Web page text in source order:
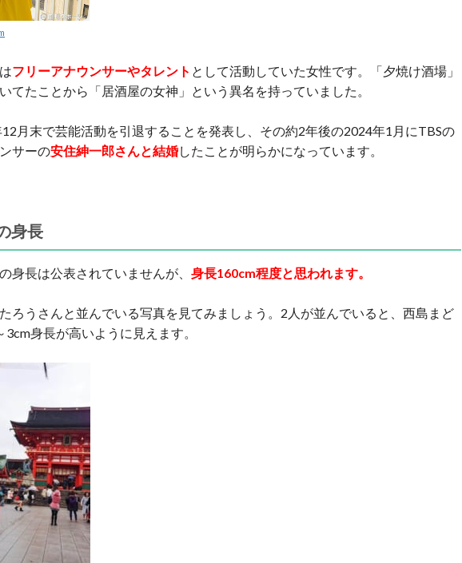
フリーアナウンサーやタレント として活動していた女性です。「夕焼け酒場」
てたことから「居酒屋の女神」という異名を持っていました。
月末で芸能活動を引退することを発表し、その約2年後の2024年1月にTBSの
サーの安住紳一郎さんと結婚したことが明らかになっています。
身長
身長は公表されていませんが、 身長160cm程度と思われます。
ろうさんと並んでいる写真を見てみましょう。2人が並んでいると、西島まど
身長が高いように見えます。